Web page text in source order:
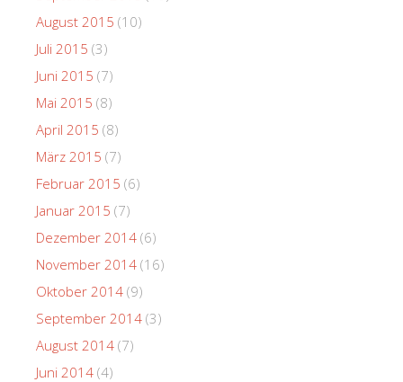
August 2015 (10)
Juli 2015 (3)
Juni 2015 (7)
Mai 2015 (8)
April 2015 (8)
März 2015 (7)
Februar 2015 (6)
Januar 2015 (7)
Dezember 2014 (6)
November 2014 (16)
Oktober 2014 (9)
September 2014 (3)
August 2014 (7)
Juni 2014 (4)